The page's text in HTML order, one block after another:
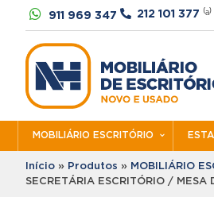
 911 969 347  212 101 377 ⁽ᵃ⁾
MOBILIÁRIO ESCRITÓRIO
Início » Produtos » MOBILIÁRIO
SECRETÁRIA ESCRITÓRIO /